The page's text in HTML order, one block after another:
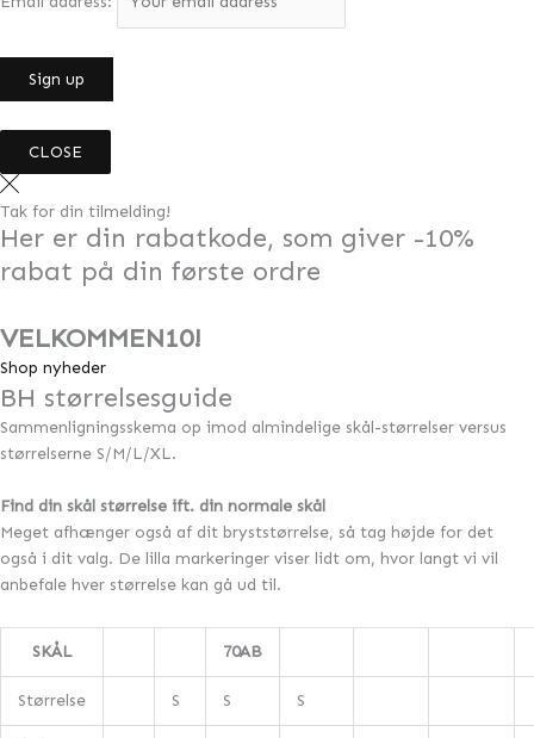
CLOSE
Tak for din tilmelding!
Her er din rabatkode, som giver -10%
rabat på din første ordre
VELKOMMEN10!
Shop nyheder
BH størrelsesguide
Sammenligningsskema op imod almindelige skål-størrelser versus
størrelserne S/M/L/XL.
Find din skål størrelse ift. din normale skål
Meget afhænger også af dit bryststørrelse, så tag højde for det
også i dit valg. De lilla markeringer viser lidt om, hvor langt vi vil
anbefale hver størrelse kan gå ud til.
SKÅL 70AB
Størrelse S S S